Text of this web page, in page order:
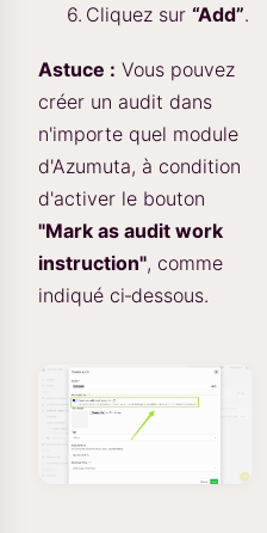
Cliquez sur “Add”.
Astuce : Vous pouvez
créer un audit dans
n'importe quel module
d'Azumuta, à condition
d'activer le bouton
"Mark as audit work
instruction", comme
indiqué ci‑dessous.